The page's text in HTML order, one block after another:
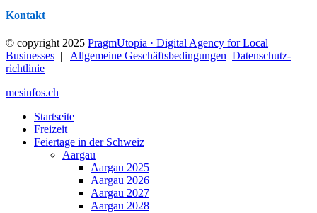
Kontakt
© copyright 2025 PragmUtopia · Digital Agency for Local
Businesses | Allgemeine Geschäftsbedingungen Datenschutz­
richtlinie
mesinfos.ch
Startseite
Freizeit
Feiertage in der Schweiz
Aargau
Aargau 2025
Aargau 2026
Aargau 2027
Aargau 2028